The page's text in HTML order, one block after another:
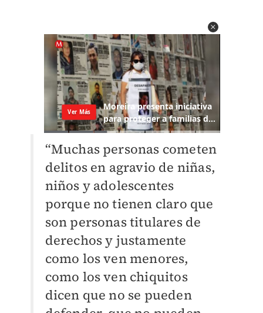
“Muchas personas cometen
delitos en agravio de niñas,
niños y adolescentes
porque no tienen claro que
son personas titulares de
derechos y justamente
como los ven menores,
como los ven chiquitos
dicen que no se pueden